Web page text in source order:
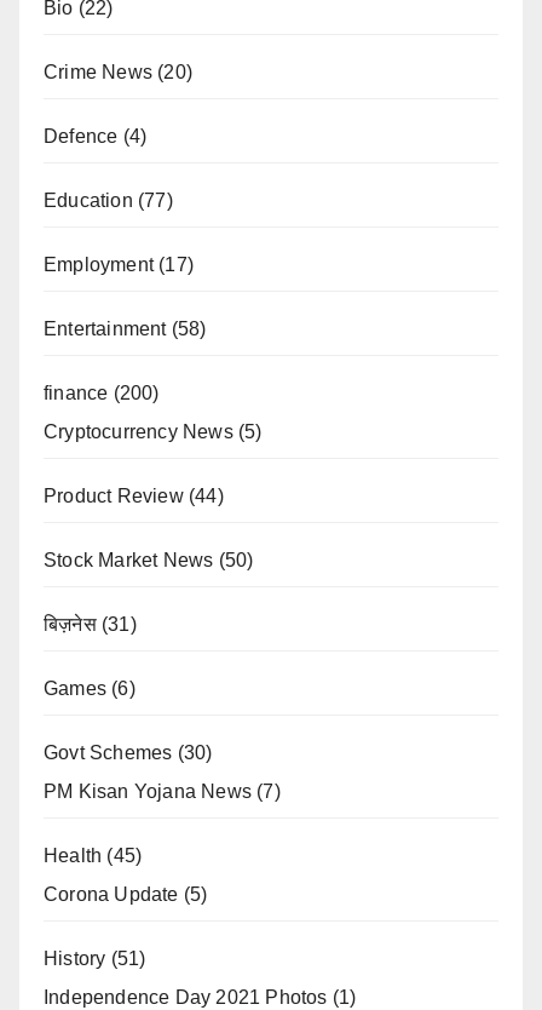
Bio (22)
Crime News (20)
Defence (4)
Education (77)
Employment(17)
Entertainment(58)
finance (200)
Cryptocurrency News(5)
Product Review(44)
Stock Market News (50)
बिज़नेस(31)
Games (6)
Govt Schemes (30)
PM Kisan Yojana News (7)
Health (45)
Corona Update (5)
History (51)
Independence Day 2021 Photos (1)